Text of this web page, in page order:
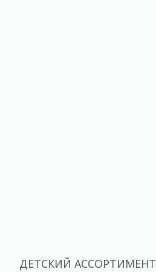
ДЕТСКИЙ АССОРТИМЕНТ